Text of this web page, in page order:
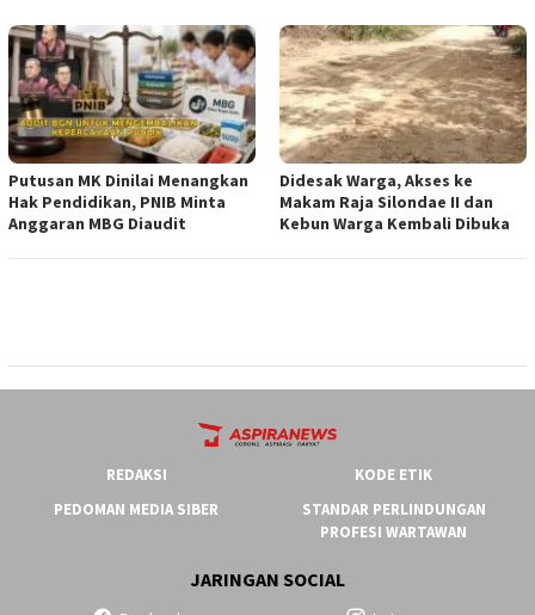
Putusan MK Dinilai Menangkan
Hak Pendidikan, PNIB Minta
Anggaran MBG Diaudit
Didesak Warga, Akses ke
Makam Raja Silondae II dan
Kebun Warga Kembali Dibuka
REDAKSI
KODE ETIK
PEDOMAN MEDIA SIBER
STANDAR PERLINDUNGAN
PROFESI WARTAWAN
JARINGAN SOCIAL